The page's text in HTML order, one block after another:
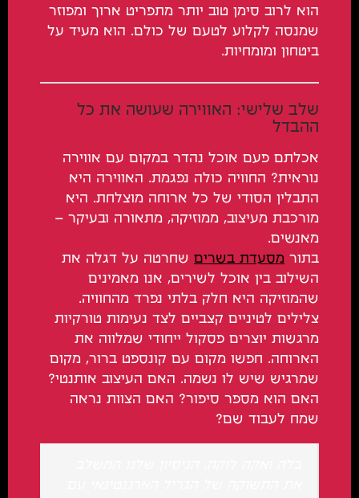
הוא לרוב סימן טוב יותר מתפריט ארוך ומפוזר
שמנסה לקלוע לטעם של כולם. הוא מעיד על
ביטחון ומומחיות.
שלב שלישי: האווירה שעושה את כל
ההבדל
אכלתם פעם אוכל נהדר במקום עם אווירה
נוראית? החוויה כולה נפגמת. האווירה היא
התבלין הסודי של כל ארוחה מוצלחת. היא
מורכבת מעיצוב, ממוזיקה, מתאורה ובעיקר –
מאנשים.
בתור מסעדת בשרים שחרטה על דגלה את
השילוב בין אוכל לשירים, אנו מאמינים
שהמוזיקה היא חלק בלתי נפרד מהחוויה.
צלילים לטיניים קצביים לצד נעימות טורקיות
מרגשות יוצרים פסקול ייחודי שמלווה את
הארוחה. חפשו מקום עם קונספט ברור, מקום
שמרגיש שיש לו נשמה. האם העיצוב אותנטי?
האם הוא מספר סיפור? האם הצוות נראה
שמח לעבוד שם?